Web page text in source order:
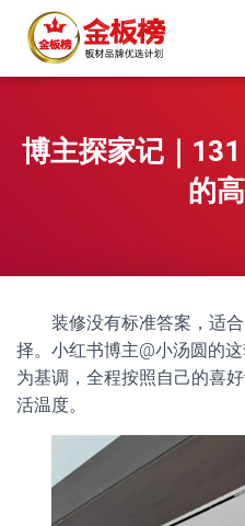
博主探家记｜
的
装修没有标准答案，适
择。小红书博主@小汤圆的
为基调，全程按照自己的喜
活温度。